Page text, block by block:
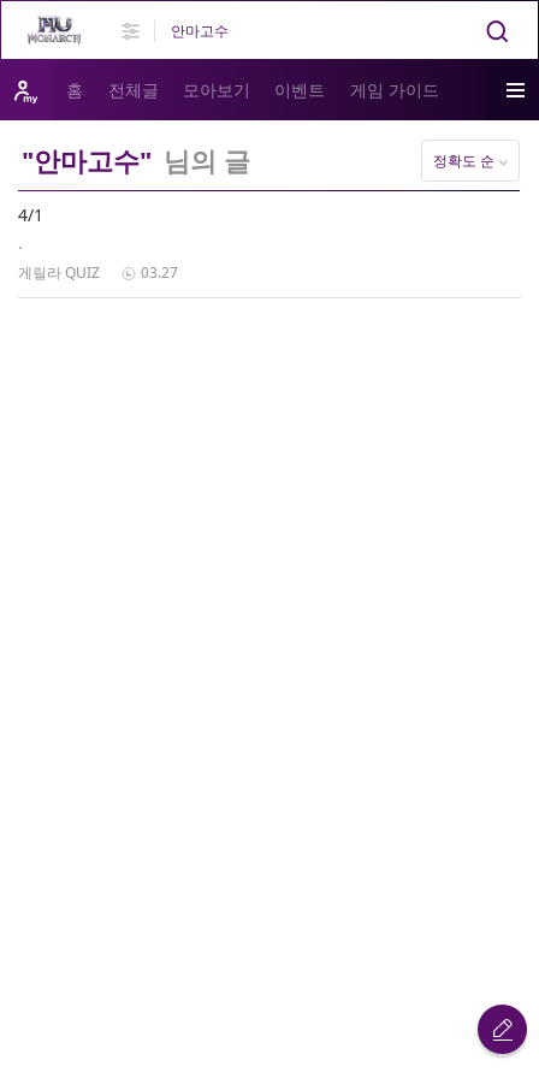
홈 전체글 모아보기 이벤트 게임 가이드
"안마고수" 님의 글 정확도 순
4/1
.
게릴라 QUIZ 03.27